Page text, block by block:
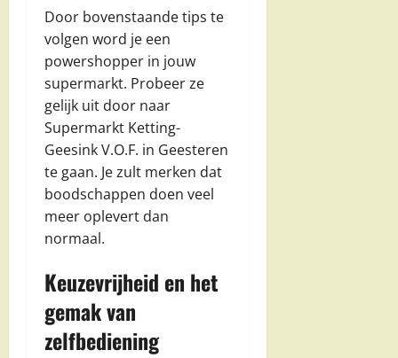
Door bovenstaande tips te
volgen word je een
powershopper in jouw
supermarkt. Probeer ze
gelijk uit door naar
Supermarkt Ketting-
Geesink V.O.F. in Geesteren
te gaan. Je zult merken dat
boodschappen doen veel
meer oplevert dan
normaal.
Keuzevrijheid en het
gemak van
zelfbediening